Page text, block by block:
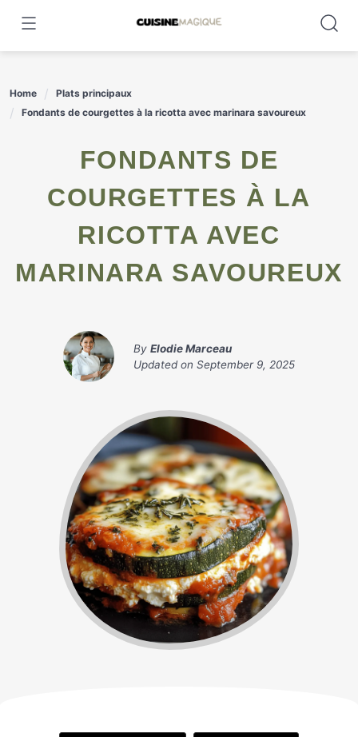
content
Home
Plats principaux
Fondants de courgettes à la ricotta avec marinara savoureux
FONDANTS DE
COURGETTES À LA
RICOTTA AVEC
MARINARA SAVOUREUX
By Elodie Marceau
Updated on September 9, 2025